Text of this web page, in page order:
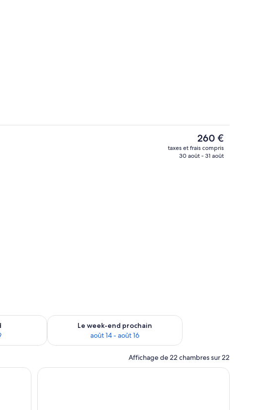
Le
prix
actuel
260 €
taxes et frais compris
30 août - 31 août
ce week-end août 7 - août 9
Le week-end prochain
août 14 - août 16
Vérifier la disponibilité pour le week-end prochain août 14 -
Affichage de 22 chambres sur 22